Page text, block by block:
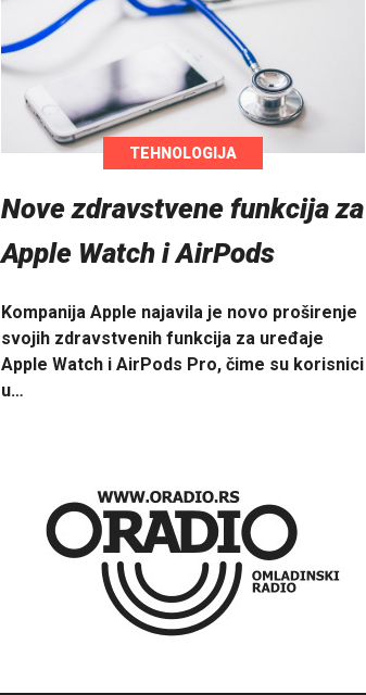
TEHNOLOGIJA
Nove zdravstvene funkcija za
Apple Watch i AirPods
Kompanija Apple najavila je novo proširenje
svojih zdravstvenih funkcija za uređaje
Apple Watch i AirPods Pro, čime su korisnici
u…